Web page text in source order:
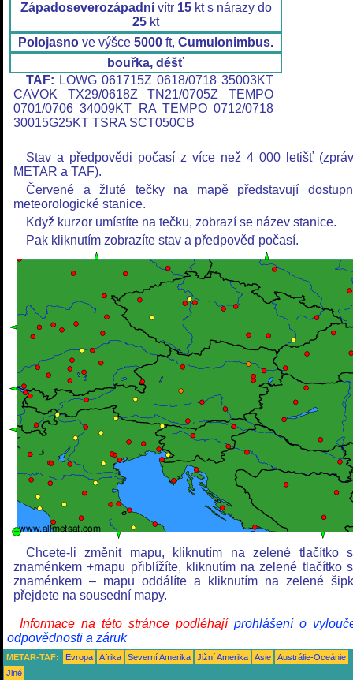
Západoseverozápadnívítr 15kt s nárazy do
25 kt
Polojasno ve výšce 5000 ft, Cumulonimbus.
bouřka, déšť
TAF: LOWG 061715Z 0618/0718 35003KT
CAVOK TX29/0618Z TN21/0705Z TEMPO
0701/0706 34009KT RA TEMPO 0712/0718
30015G25KT TSRA SCT050CB
Stav a předpovědi počasí z více než 4 000 letišť
METAR a TAF).
Červené a žluté tečky na mapě představují
meteorologické stanice.
Když kurzor umístíte na tečku, zobrazí se název stanice.
Pak kliknutím zobrazíte stav a předpověď počasí.
Chcete-li změnit mapu, kliknutím na zelené tlačítko
znaménkem +mapu přiblížíte, kliknutím na zelené tlačítko
znaménkem – mapu oddálíte a kliknutím na zelené
přejdete na sousední mapy.
Informace na této stránce podléhají prohlášení o
odpovědnosti a záruk
METAR-TAF: Evropa Afrika Severní Amerika Jižní Amerika Asie
Austrálie-Oceánie
Jiné